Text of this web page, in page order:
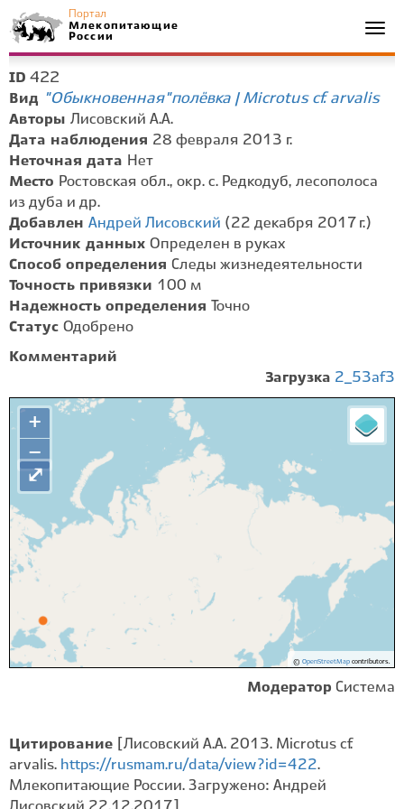
Портал
Млекопитающие
России
ID 422
Вид "Обыкновенная" полёвка | Microtus cf. arvalis
Авторы Лисовский А.А.
Дата наблюдения 28 февраля 2013 г.
Неточная дата Нет
Место Ростовская обл., окр. с. Редкодуб, лесополоса
из дуба и др.
Добавлен Андрей Лисовский (22 декабря 2017 г.)
Источник данных Определен в руках
Способ определения Следы жизнедеятельности
Точность привязки 100 м
Надежность определения
Точно
Статус Одобрено
Комментарий
Загрузка 2_53af3
+
−
© OpenStreetMapcontributors.
⤢
Модератор Система
Цитирование
[Лисовский А.А. 2013. Microtus cf.
arvalis. https://rusmam.ru/data/view?id=422.
Млекопитающие России. Загружено: Андрей